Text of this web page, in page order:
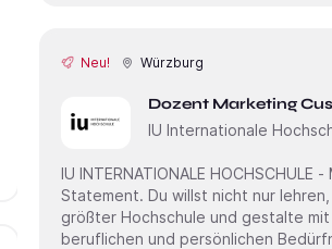
Neu! Würzburg
Dozent Marketing
IU Internationale
IU INTERNATIONALE
Statement. Du willst nicht nur lehren, sondern auch etwas bewegen? Dann starte an Deutschlands
größter Hochschule und gestalte
beruflichen und persönlichen Bedürfnisse in den